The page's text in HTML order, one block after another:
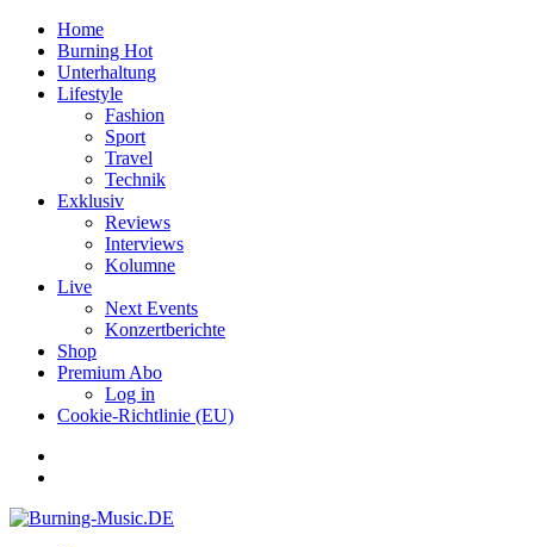
Home
Burning Hot
Unterhaltung
Lifestyle
Fashion
Sport
Travel
Technik
Exklusiv
Reviews
Interviews
Kolumne
Live
Next Events
Konzertberichte
Shop
Premium Abo
Log in
Cookie-Richtlinie (EU)